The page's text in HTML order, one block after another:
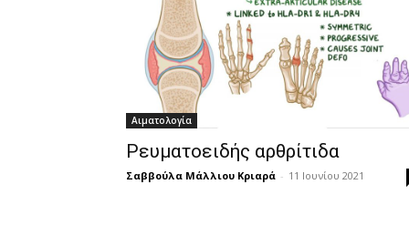
Αιματολογία
Ρευματοειδής αρθρίτιδα
Σαββούλα Μάλλιου Κριαρά - 11 Ιουνίου 2021